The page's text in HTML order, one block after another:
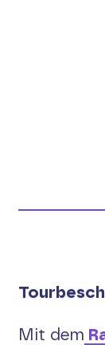
Mit dem